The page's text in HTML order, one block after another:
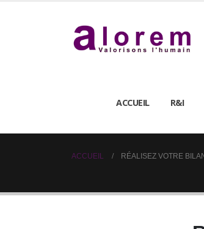
ACCUEIL R&I
ACCUEIL RÉALISEZ VOTRE